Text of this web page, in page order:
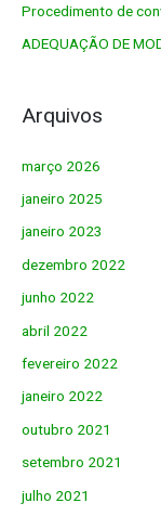
Procedimento de
ADEQUAÇÃO DE
Arquivos
março 2026
janeiro 2025
janeiro 2023
dezembro 2022
junho 2022
abril 2022
fevereiro 2022
janeiro 2022
outubro 2021
setembro 2021
julho 2021